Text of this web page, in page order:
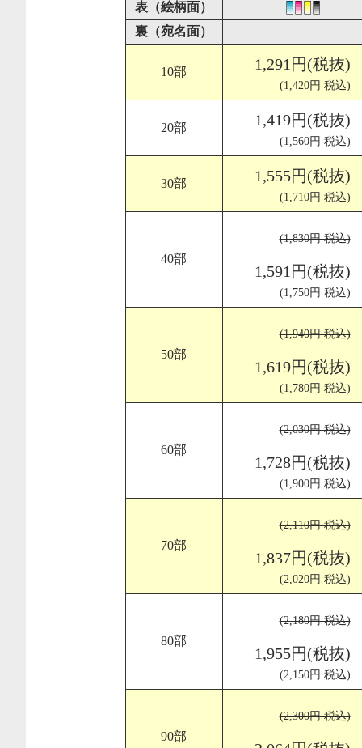
表（絵柄面）
裏（宛名面）
10部 1,291円(税抜)
(1,420円 税込)
20部 1,419円(税抜)
(1,560円 税込)
30部 1,555円(税抜)
(1,710円 税込)
40部
(1,830円 税込)
1,591円(税抜)
(1,750円 税込)
50部
(1,940円 税込)
1,619円(税抜)
(1,780円 税込)
60部
(2,030円 税込)
1,728円(税抜)
(1,900円 税込)
70部
(2,110円 税込)
1,837円(税抜)
(2,020円 税込)
80部
(2,180円 税込)
1,955円(税抜)
(2,150円 税込)
90部
(2,300円 税込)